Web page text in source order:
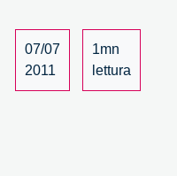
07/07
2011
1mn
lettura